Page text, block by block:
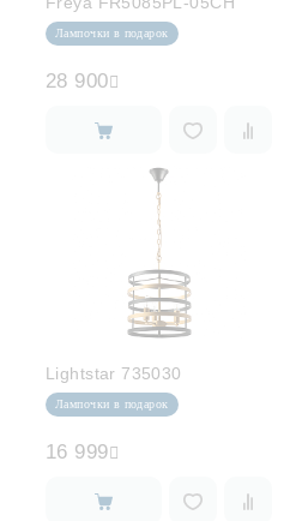
Лампочки в подарок
28 900
Lightstar 735030
Лампочки в подарок
16 999